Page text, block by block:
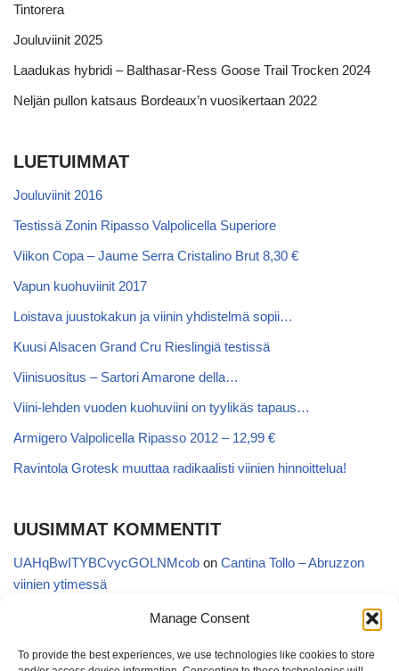
Manage Consent
To provide the best experiences, we use technologies like cookies to store
Tintorera
Jouluviinit 2025
Laadukas hybridi – Balthasar-Ress Goose Trail Trocken 2024
Neljän pullon katsaus Bordeaux’n vuosikertaan 2022
LUETUIMMAT
Jouluviinit 2016
Testissä Zonin Ripasso Valpolicella Superiore
Viikon Copa – Jaume Serra Cristalino Brut 8,30 €
Vapun kuohuviinit 2017
Loistava juustokakun ja viinin yhdistelmä sopii…
Kuusi Alsacen Grand Cru Rieslingiä testissä
Viinisuositus – Sartori Amarone della…
Viini-lehden vuoden kuohuviini on tyylikäs tapaus…
Armigero Valpolicella Ripasso 2012 – 12,99 €
Ravintola Grotesk muuttaa radikaalisti viinien hinnoittelua!
UUSIMMAT KOMMENTIT
UAHqBwITYBCvycGOLNMcob on Cantina Tollo – Abruzzon
viinien ytimessä
EgVGGttRTxKfbqUaWNglbonCantina Tollo – Abruzzon viinien
AnonymousonKyläviini Riojasta – Ortega Ezquerro Vino de